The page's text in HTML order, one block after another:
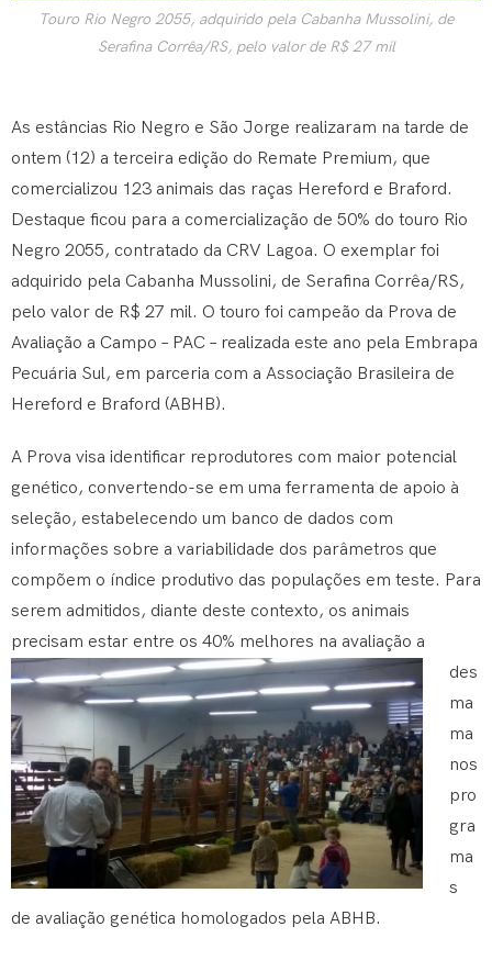
Touro Rio Negro 2055, adquirido pela Cabanha Mussolini, de
Serafina Corrêa/RS, pelo valor de R$ 27 mil
As estâncias Rio Negro e São Jorge realizaram na tarde de
ontem (12) a terceira edição do Remate Premium, que
comercializou 123 animais das raças Hereford e Braford.
Destaque ficou para a comercialização de 50% do touro Rio
Negro 2055, contratado da CRV Lagoa. O exemplar foi
adquirido pela Cabanha Mussolini, de Serafina Corrêa/RS,
pelo valor de R$ 27 mil. O touro foi campeão da Prova de
Avaliação a Campo – PAC – realizada este ano pela Embrapa
Pecuária Sul, em parceria com a Associação Brasileira de
Hereford e Braford (ABHB).
A Prova visa identificar reprodutores com maior potencial
genético, convertendo-se em uma ferramenta de apoio à
seleção, estabelecendo um banco de dados com
informações sobre a variabilidade dos parâmetros que
compõem o índice produtivo das populações em teste. Para
serem admitidos, diante deste contexto, os animais
precisam estar entre os 40% melhores na avaliação a
des
ma
ma
nos
pro
gra
ma
s
de avaliação genética homologados pela ABHB.